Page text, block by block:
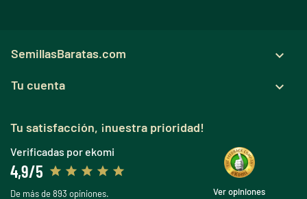
SemillasBaratas.com 
Tu cuenta 
Tu satisfacción, ¡nuestra prioridad!
Verificadas por ekomi
4,9/5
De más de 893 opiniones. Ver opiniones